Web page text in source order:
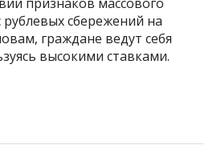
рублевых сбережений на
граждане ведут себя
высокими ставками.